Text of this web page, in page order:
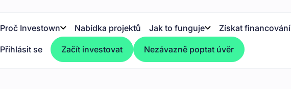
Proč Investown Nabídka projektů Jak to funguje Získat financování
Přihlásit se Začít investovat Nezávazně poptat úvěr